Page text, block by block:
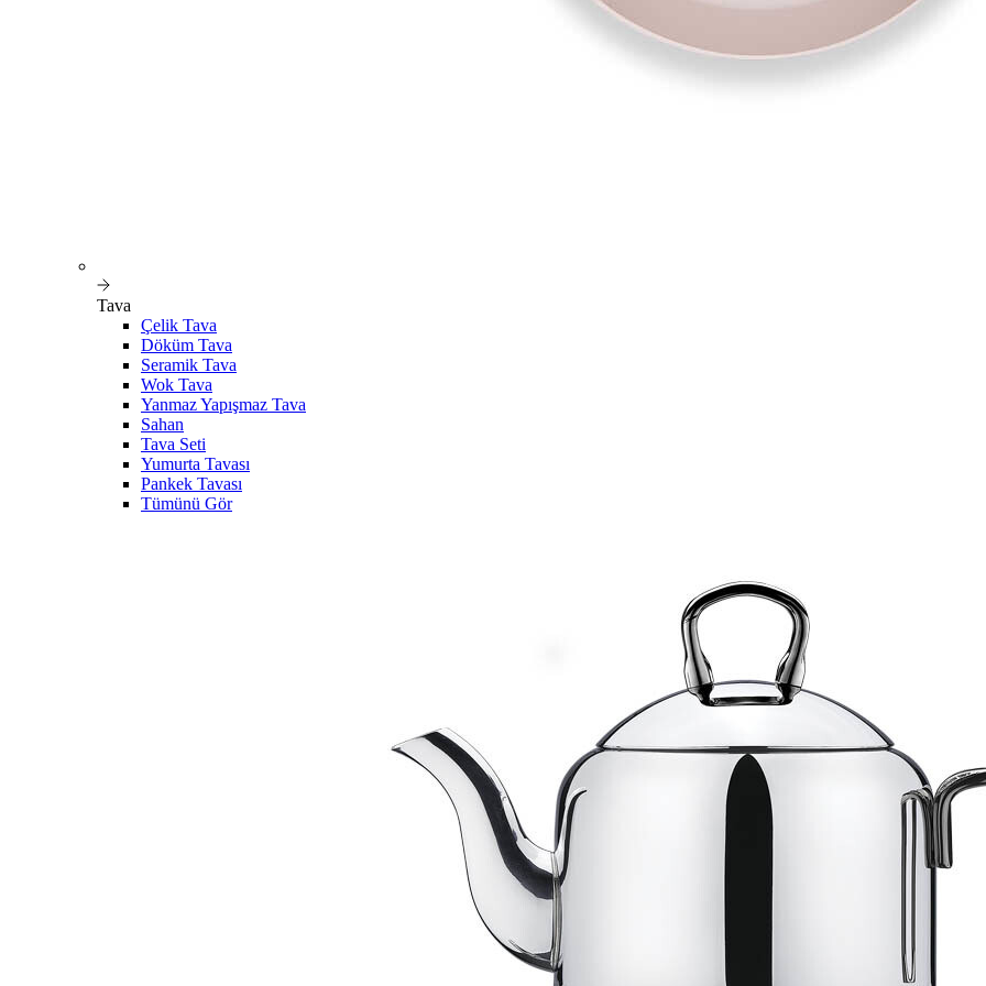
Tava
Çelik Tava
Döküm Tava
Seramik Tava
Wok Tava
Yanmaz Yapışmaz Tava
Sahan
Tava Seti
Yumurta Tavası
Pankek Tavası
Tümünü Gör